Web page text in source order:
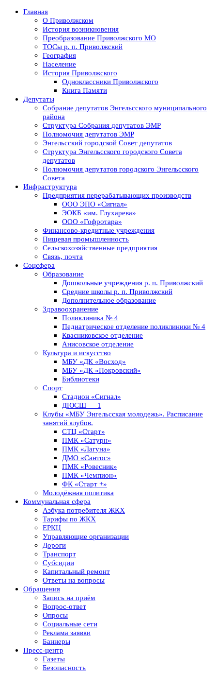
Главная
О Приволжском
История возникновения
Преобразование Приволжского МО
ТОСы р. п. Приволжский
География
Население
История Приволжского
Одноклассники Приволжского
Книга Памяти
Депутаты
Собрание депутатов Энгельсского муниципального
района
Структура Собрания депутатов ЭМР
Полномочия депутатов ЭМР
Энгельсский городской Совет депутатов
Структура Энгельсского городского Совета
депутатов
Полномочия депутатов городского Энгельсского
Совета
Инфраструктура
Предприятия перерабатывающих производств
ООО ЭПО «Сигнал»
ЭОКБ «им. Глухарева»
ООО «Гофротара»
Финансово-кредитные учреждения
Пищевая промышленность
Сельскохозяйственные предприятия
Связь, почта
Соцсфера
Образование
Дошкольные учреждения р. п. Приволжский
Средние школы р. п. Приволжский
Дополнительное образование
Здравоохранение
Поликлиника № 4
Педиатрическое отделение поликлиники № 4
Квасниковское отделение
Анисовское отделение
Культура и искусство
МБУ «ДК «Восход»
МБУ «ДК «Покровский»
Библиотеки
Спорт
Стадион «Сигнал»
ДЮСШ — 1
Клубы «МБУ Энгельсская молодежь». Расписание
занятий клубов.
СТЦ «Старт»
ПМК «Сатурн»
ПМК «Лагуна»
ДМО «Сантос»
ПМК «Ровесник»
ПМК «Чемпион»
ФК «Старт +»
Молодёжная политика
Коммунальная сфера
Азбука потребителя ЖКХ
Тарифы по ЖКХ
ЕРКЦ
Управляющие организации
Дороги
Транспорт
Субсидии
Капитальный ремонт
Ответы на вопросы
Обращения
Запись на приём
Вопрос-ответ
Опросы
Социальные сети
Реклама заявки
Баннеры
Пресс-центр
Газеты
Безопасность